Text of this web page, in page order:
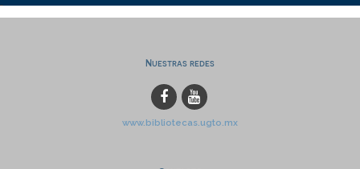
Nuestras redes
www.bibliotecas.ugto.mx